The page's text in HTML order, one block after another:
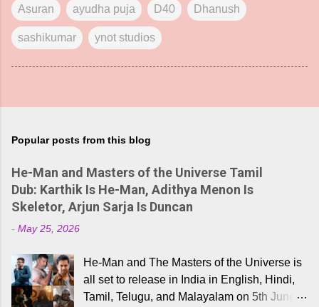
Asuran ayudha puja D40 Dhanush
sashikumar ynot studios
Popular posts from this blog
He-Man and Masters of the Universe Tamil
Dub: Karthik Is He-Man, Adithya Menon Is
Skeletor, Arjun Sarja Is Duncan
- May 25, 2026
He-Man and The Masters of the Universe is
all set to release in India in English, Hindi,
Tamil, Telugu, and Malayalam on 5th June,